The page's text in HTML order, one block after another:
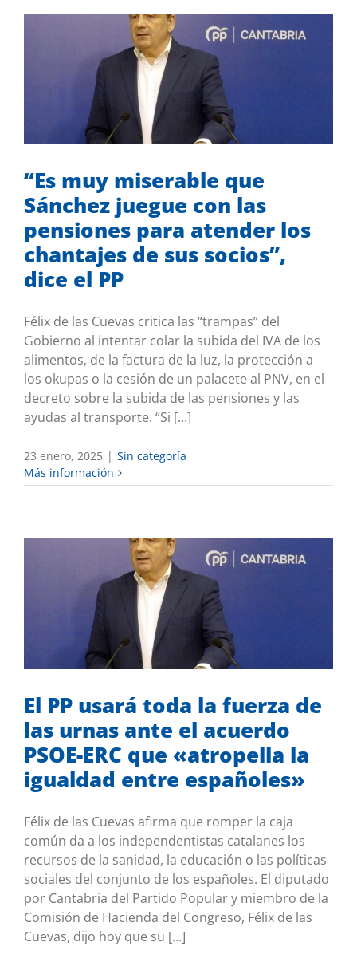
“Es muy miserable que Sánchez juegue
con las pensiones para atender los
chantajes de sus socios”, dice el PP
Sin categoría
“Es muy miserable que
Sánchez juegue con las
pensiones para atender los
chantajes de sus socios”,
dice el PP
Félix de las Cuevas critica las “trampas” del
Gobierno al intentar colar la subida del IVA de los
alimentos, de la factura de la luz, la protección a
los okupas o la cesión de un palacete al PNV, en el
decreto sobre la subida de las pensiones y las
ayudas al transporte. “Si [...]
23 enero, 2025 | Sin categoría
Más información
El PP usará toda la fuerza de las urnas
ante el acuerdo PSOE-ERC que
«atropella la igualdad entre
españoles»
Mis iniciativas Sin categoría
El PP usará toda la fuerza de
las urnas ante el acuerdo
PSOE-ERC que «atropella la
igualdad entre españoles»
Félix de las Cuevas afirma que romper la caja
común da a los independentistas catalanes los
recursos de la sanidad, la educación o las políticas
sociales del conjunto de los españoles. El diputado
por Cantabria del Partido Popular y miembro de la
Comisión de Hacienda del Congreso, Félix de las
Cuevas, dijo hoy que su [...]